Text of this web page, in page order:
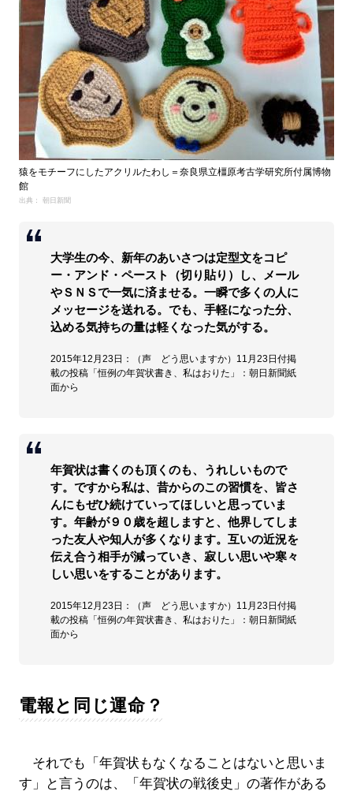
猿をモチーフにしたアクリルたわし＝奈良県立橿原考古学研究所付属博物
館
出典： 朝日新聞
大学生の今、新年のあいさつは定型文をコピ
ー・アンド・ペースト（切り貼り）し、メール
やＳＮＳで一気に済ませる。一瞬で多くの人に
メッセージを送れる。でも、手軽になった分、
込める気持ちの量は軽くなった気がする。
2015年12月23日：（声 どう思いますか）11月23日付掲
載の投稿「恒例の年賀状書き、私はおりた」：朝日新聞紙
面から
年賀状は書くのも頂くのも、うれしいもので
す。ですから私は、昔からのこの習慣を、皆さ
んにもぜひ続けていってほしいと思っていま
す。年齢が９０歳を超しますと、他界してしま
った友人や知人が多くなります。互いの近況を
伝え合う相手が減っていき、寂しい思いや寒々
しい思いをすることがあります。
2015年12月23日：（声 どう思いますか）11月23日付掲
載の投稿「恒例の年賀状書き、私はおりた」：朝日新聞紙
面から
電報と同じ運命？
それでも「年賀状もなくなることはないと思いま
す」と言うのは、「年賀状の戦後史」の著作がある